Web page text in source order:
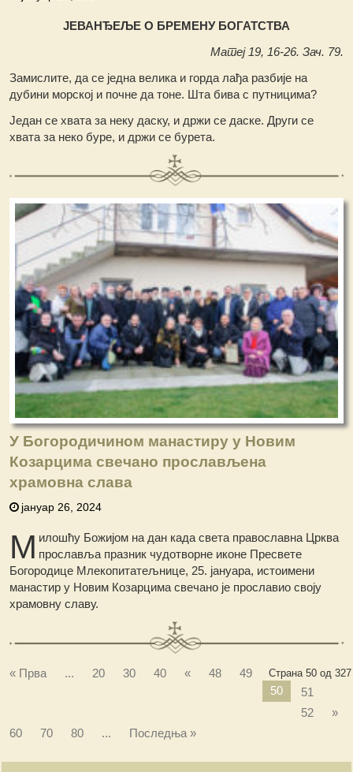
ЈЕВАНЂЕЉЕ О БРЕМЕНУ БОГАТСТВА
Матеј 19, 16-26. Зач. 79.
Замислите, да се једна велика и горда лађа разбије на
дубини морској и почне да тоне. Шта бива с путницима?
Један се хвата за неку даску, и држи се даске. Други се
хвата за неко буре, и држи се бурета.
У Богородичином манастиру у Новим
Козарцима свечано прослављена
храмовна слава
јануар 26, 2024
М илошћу Божијом на дан када света православна Црква
прославља празник чудотворне иконе Пресвете
Богородице Млекопитатељнице, 25. јануара, истоимени
манастир у Новим Козарцима свечано је прославио своју
храмовну славу.
Страна 50 од 327
« Прва ... 20 30 40 « 48
49
50
51
52
»
60
70 80 ... Последња »